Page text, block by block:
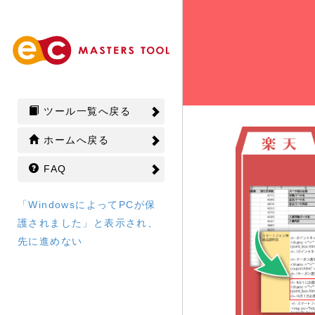
ツール一覧へ戻る
ホームへ戻る
FAQ
「WindowsによってPCが保
護されました」と表示され、
先に進めない